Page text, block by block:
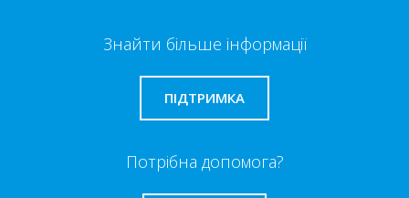
Знайти більше інформації
ПІДТРИМКА
Потрібна допомога?